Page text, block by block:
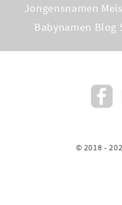
Jongensnamen
Babynamen Blog
© 2018 -